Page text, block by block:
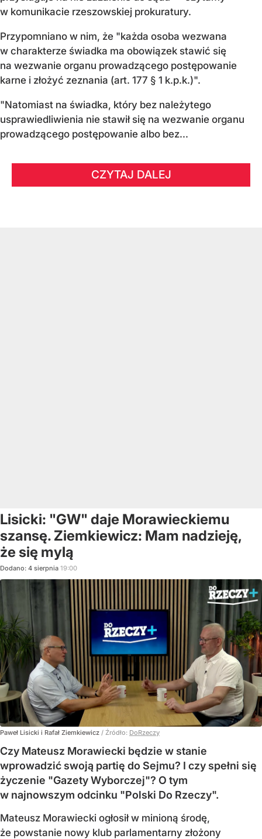
w komunikacie rzeszowskiej prokuratury.
Przypomniano w nim, że "każda osoba wezwana
w charakterze świadka ma obowiązek stawić się
na wezwanie organu prowadzącego postępowanie
karne i złożyć zeznania (art. 177 § 1 k.p.k.)".
"Natomiast na świadka, który bez należytego
usprawiedliwienia nie stawił się na wezwanie organu
prowadzącego postępowanie albo bez...
CZYTAJ DALEJ
Lisicki: "GW" daje Morawieckiemu
szansę. Ziemkiewicz: Mam nadzieję,
że się mylą
Dodano: 4 sierpnia 19:00
Paweł Lisicki i Rafał Ziemkiewicz / Źródło: DoRzeczy
Czy Mateusz Morawiecki będzie w stanie
wprowadzić swoją partię do Sejmu? I czy spełni się
życzenie "Gazety Wyborczej"? O tym
w najnowszym odcinku "Polski Do Rzeczy".
Mateusz Morawiecki ogłosił w minioną środę,
że powstanie nowy klub parlamentarny złożony